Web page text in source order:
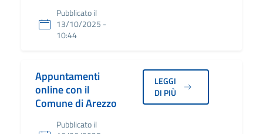
Pubblicato il
13/10/2025 -
10:44
Appuntamenti
online con il
Comune di Arezzo
Pubblicato il
LEGGI
DI PIÙ